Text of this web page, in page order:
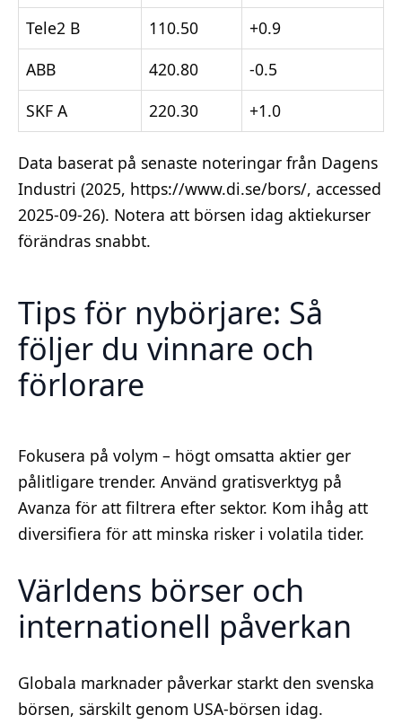
Tele2 B
110.50
+0.9
ABB
420.80
-0.5
SKF A
220.30 +1.0
Data baserat på senaste noteringar från Dagens
Industri (2025, https://www.di.se/bors/, accessed
2025-09-26). Notera att börsen idag aktiekurser
förändras snabbt.
Tips för nybörjare: Så
följer du vinnare och
förlorare
Fokusera på volym – högt omsatta aktier ger
pålitligare trender. Använd gratisverktyg på
Avanza för att filtrera efter sektor. Kom ihåg att
diversifiera för att minska risker i volatila tider.
Världens börser och
internationell påverkan
Globala marknader påverkar starkt den svenska
börsen, särskilt genom USA-börsen idag.